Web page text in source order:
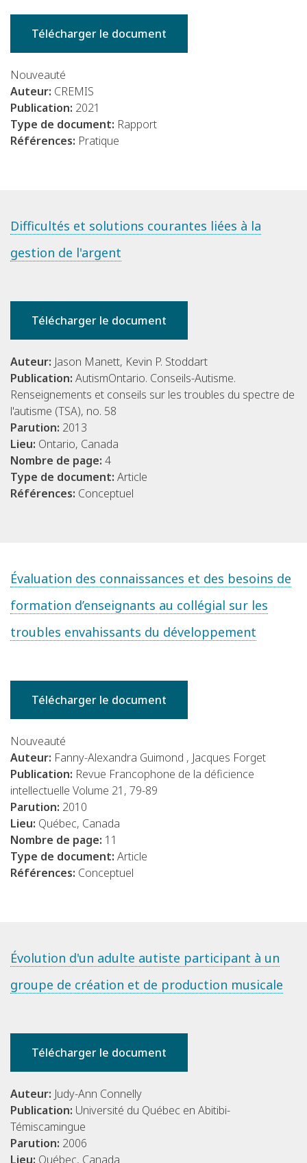
Télécharger le document
Nouveauté
Auteur: CREMIS
Publication: 2021
Type de document: Rapport
Références: Pratique
Difficultés et solutions courantes liées à la
gestion de l'argent
Télécharger le document
Auteur: Jason Manett, Kevin P. Stoddart
Publication: AutismOntario. Conseils-Autisme.
Renseignements et conseils sur les troubles du spectre de
l'autisme (TSA), no. 58
Parution: 2013
Lieu: Ontario, Canada
Nombre de page: 4
Type de document: Article
Références: Conceptuel
Évaluation des connaissances et des besoins de
formation d’enseignants au collégial sur les
troubles envahissants du développement
Télécharger le document
Nouveauté
Auteur: Fanny-Alexandra Guimond , Jacques Forget
Publication: Revue Francophone de la déficience
intellectuelle Volume 21, 79-89
Parution: 2010
Lieu: Québec, Canada
Nombre de page: 11
Type de document: Article
Références: Conceptuel
Évolution d'un adulte autiste participant à un
groupe de création et de production musicale
Télécharger le document
Auteur: Judy-Ann Connelly
Publication: Université du Québec en Abitibi-
Témiscamingue
Parution: 2006
Lieu: Québec, Canada